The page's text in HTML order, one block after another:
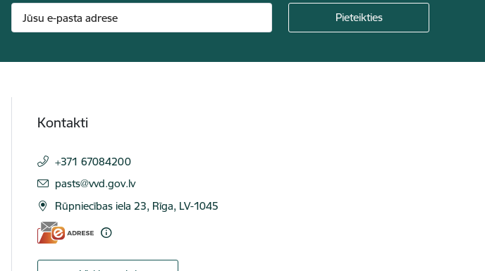
Kontakti
+371 67084200
E-pasts:
pasts@vvd.gov.lv
Rūpniecības iela 23, Rīga, LV-1045